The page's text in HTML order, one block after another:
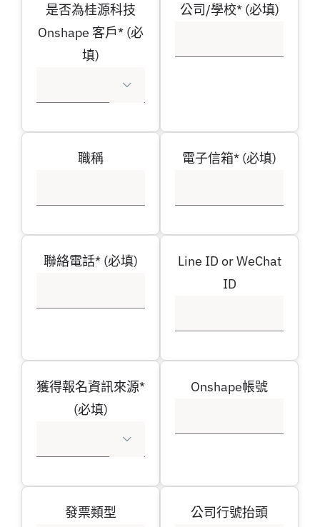
是否為桂源科技
Onshape 客戶* (必
填)

公司/學校* (必填)
職稱 電子信箱* (必填)
聯絡電話* (必填)
Line ID or WeChat
ID
獲得報名資訊來源*
(必填)

Onshape帳號
發票類型 公司行號抬頭